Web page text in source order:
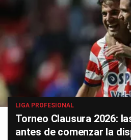
LIGA PROFESIONAL
Torneo Clausura 2026:
antes de comenzar la